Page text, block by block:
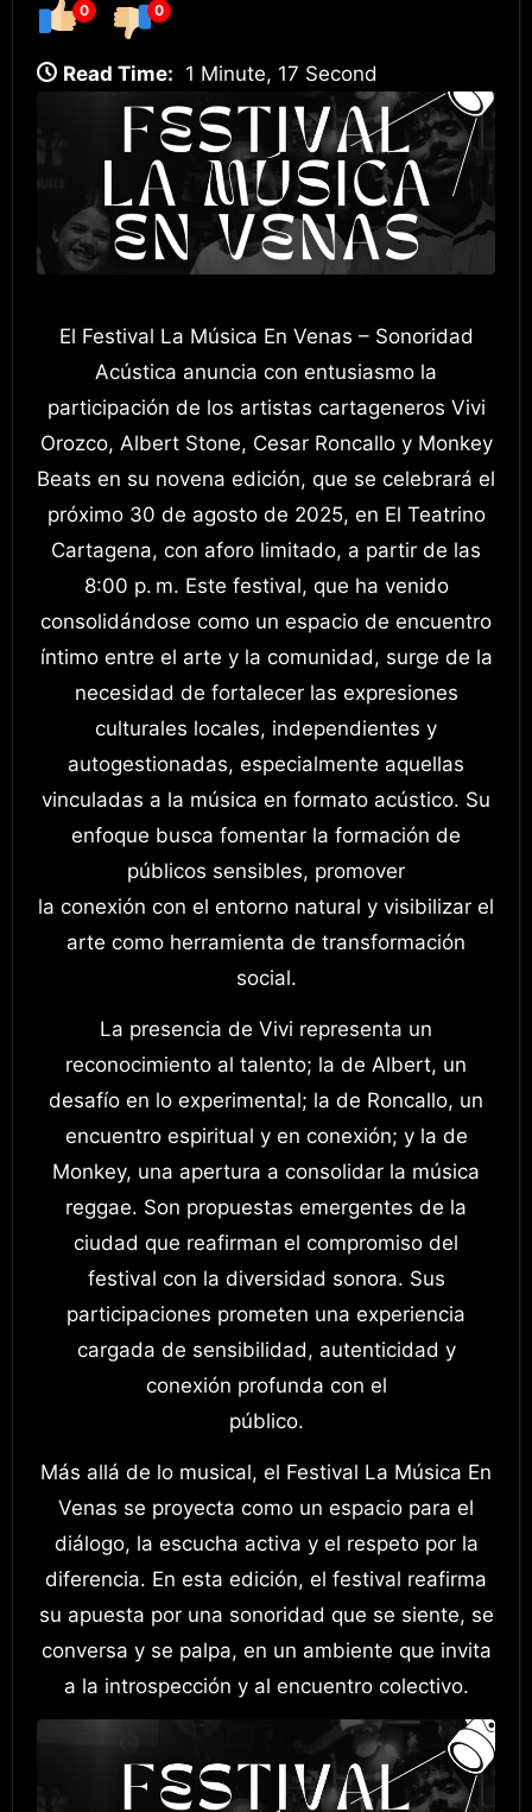
0 0
Read Time: 1 Minute, 17 Second
El Festival La Música En Venas – Sonoridad
Acústica anuncia con entusiasmo la
participación de los artistas cartageneros Vivi
Orozco, Albert Stone, Cesar Roncallo y Monkey
Beats en su novena edición, que se celebrará el
próximo 30 de agosto de 2025, en El Teatrino
Cartagena, con aforo limitado, a partir de las
8:00 p. m. Este festival, que ha venido
consolidándose como un espacio de encuentro
íntimo entre el arte y la comunidad, surge de la
necesidad de fortalecer las expresiones
culturales locales, independientes y
autogestionadas, especialmente aquellas
vinculadas a la música en formato acústico. Su
enfoque busca fomentar la formación de
públicos sensibles, promover
la conexión con el entorno natural y visibilizar el
arte como herramienta de transformación
social.
La presencia de Vivi representa un
reconocimiento al talento; la de Albert, un
desafío en lo experimental; la de Roncallo, un
encuentro espiritual y en conexión; y la de
Monkey, una apertura a consolidar la música
reggae. Son propuestas emergentes de la
ciudad que reafirman el compromiso del
festival con la diversidad sonora. Sus
participaciones prometen una experiencia
cargada de sensibilidad, autenticidad y
conexión profunda con el
público.
Más allá de lo musical, el Festival La Música En
Venas se proyecta como un espacio para el
diálogo, la escucha activa y el respeto por la
diferencia. En esta edición, el festival reafirma
su apuesta por una sonoridad que se siente, se
conversa y se palpa, en un ambiente que invita
a la introspección y al encuentro colectivo.